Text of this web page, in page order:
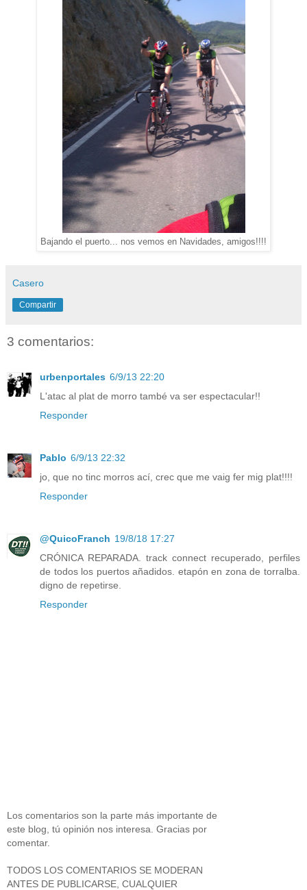
Bajando el puerto... nos vemos en Navidades, amigos!!!!
Casero
Compartir
3 comentarios:
urbenportales 6/9/13 22:20
L'atac al plat de morro també va ser espectacular!!
Responder
Pablo 6/9/13 22:32
jo, que no tinc morros ací, crec que me vaig fer mig plat!!!!
Responder
@QuicoFranch 19/8/18 17:27
CRÓNICA REPARADA. track connect recuperado, perfiles
de todos los puertos añadidos. etapón en zona de torralba.
digno de repetirse.
Responder
Los comentarios son la parte más importante de
este blog, tú opinión nos interesa. Gracias por
comentar.
TODOS LOS COMENTARIOS SE MODERAN
ANTES DE PUBLICARSE, CUALQUIER